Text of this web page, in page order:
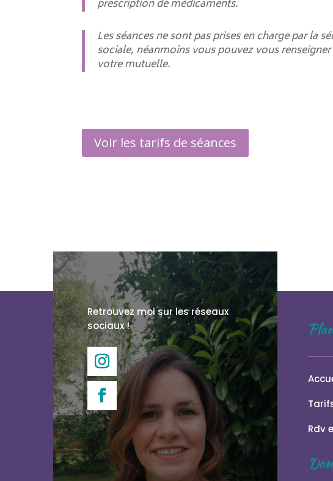
prescription de médicaments.
Les séances ne sont pas prises en charge par la
sociale, néanmoins vous pouvez vous
votre mutuelle.
Voir les tarifs de séances
Retrouvez moi sur les réseaux
sociaux !
Rdv